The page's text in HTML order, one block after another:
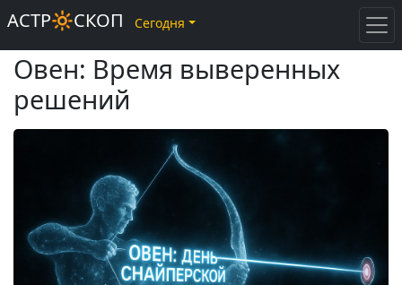
Овен: Время выверенных
решений
АСТР🔆СКОП Сегодня